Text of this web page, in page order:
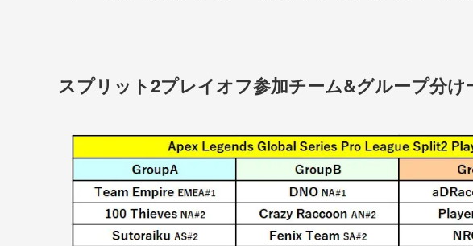
スプリット2プレイオフ参加チーム&グループ分け